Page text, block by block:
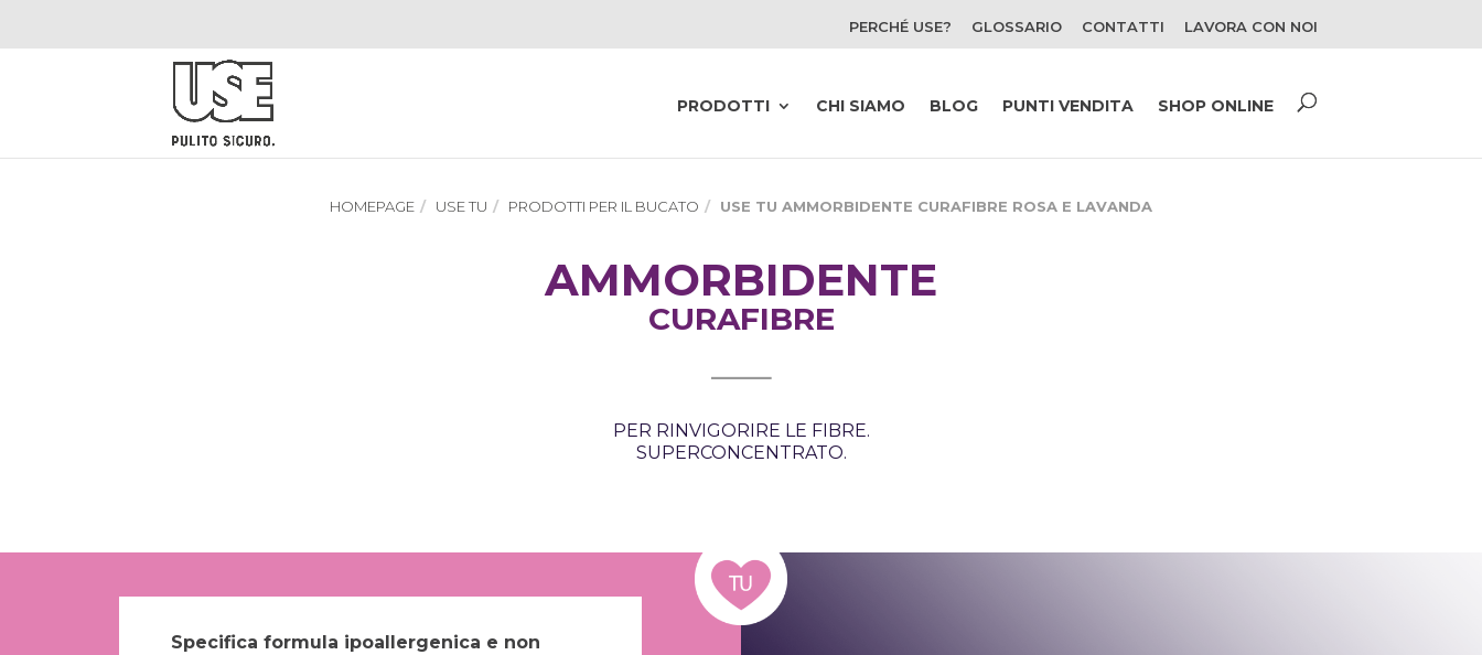
HOMEPAGE USE TU PRODOTTI PER IL BUCATO USE TU AMMORBIDENTE CURAFIBRE ROSA E LAVANDA
AMMORBIDENTE
CURAFIBRE
PER RINVIGORIRE LE FIBRE.
SUPERCONCENTRATO.
Specifica formula ipoallergenica e non
PERCHÉ USE? GLOSSARIO CONTATTI LAVORA CON NOI
PRODOTTI CHI SIAMO BLOG PUNTI VENDITA SHOP ONLINE